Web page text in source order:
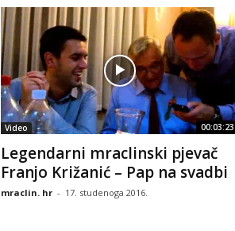
00:03:23
Video
Legendarni mraclinski pjevač
Franjo Križanić – Pap na svadbi
mraclin. hr - 17. studenoga 2016.